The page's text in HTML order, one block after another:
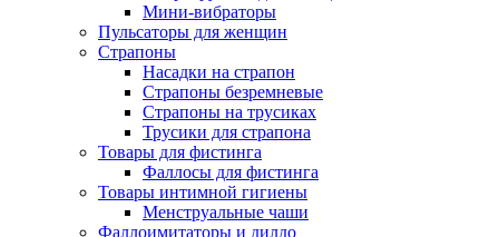
Мини-вибраторы
Пульсаторы для женщин
Страпоны
Насадки на страпон
Страпоны безремневые
Страпоны на трусиках
Трусики для страпона
Товары для фистинга
Фаллосы для фистинга
Товары интимной гигиены
Менструальные чаши
Фаллоимитаторы и дилдо